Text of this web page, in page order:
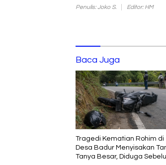
Penulis: Joko S. Editor: HM
Baca Juga
Tragedi Kematian Rohim di
Desa Badur Menyisakan
Tanya Besar, Diduga